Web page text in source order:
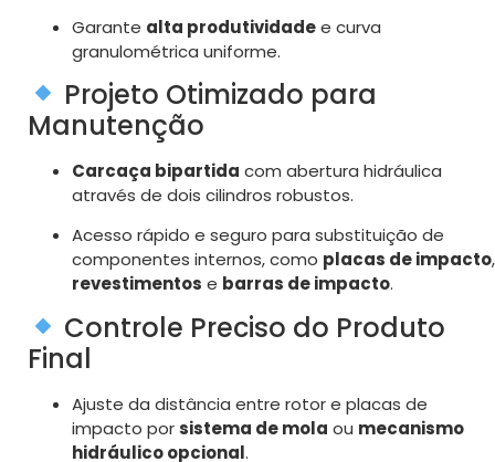
Garante alta produtividadee curva
granulométrica uniforme.
Projeto Otimizado para
Manutenção
Carcaça bipartida com abertura hidráulica
através de dois cilindros robustos.
Acesso rápido e seguro para substituição de
componentes internos, como placas de impacto,
revestimentos e barras de impacto.
Controle Preciso do Produto
Final
Ajuste da distância entre rotor e placas de
impacto porsistema de mola ou mecanismo
hidráulico opcional.